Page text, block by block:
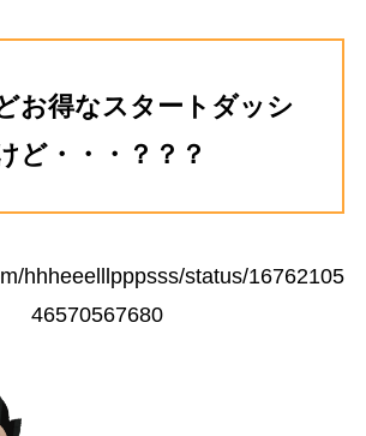
お得なスタートダッシ
ど・・・？？？
hhheeelllpppsss/status/16762105
46570567680